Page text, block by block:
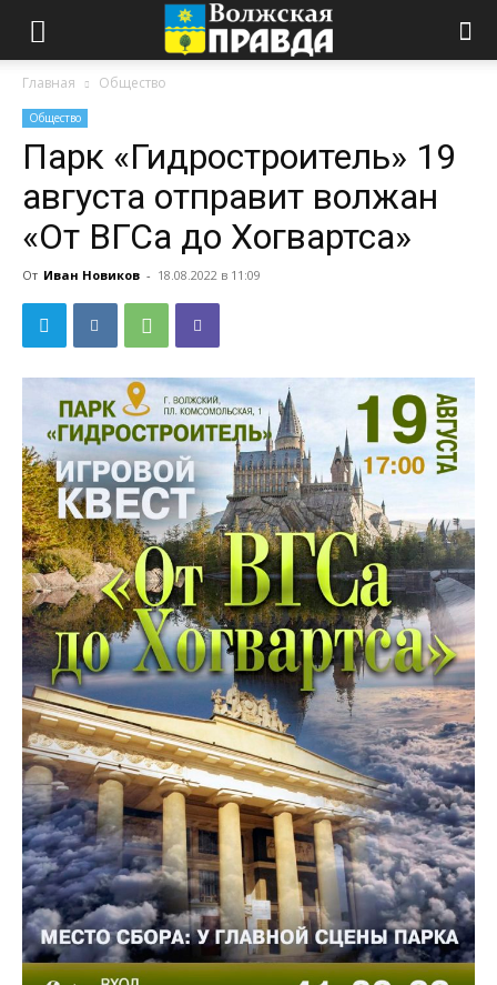
Главная Общество
Общество
Парк «Гидростроитель» 19
августа отправит волжан
«От ВГСа до Хогвартса»
От Иван Новиков - 18.08.2022 в 11:09